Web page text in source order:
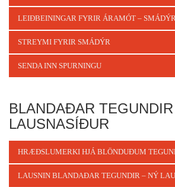
LEIÐBEININGAR FYRIR ÁRAMÓT –
STREYMI FYRIR SMÁDÝR
SENDA INN SPURNINGU
BLANDAÐAR TEGUNDIR
LAUSNASÍÐUR
HRÆÐSLUMERKI HJÁ BLÖNDUÐUM
LAUSNIN BLANDAÐAR TEGUNDIR – NÝ